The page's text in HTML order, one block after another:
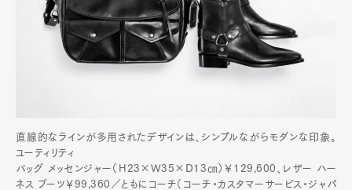
直線的なラインが多用されたデザインは、シンプルながらモダンな印象。
ユーティリティ
バッグ メッセンジャー（H23×W35×D13㎝）￥129,600、レザー ハー
ネス ブーツ￥99,360／ともにコーチ（コーチ・カスタマーサービス・ジャパ